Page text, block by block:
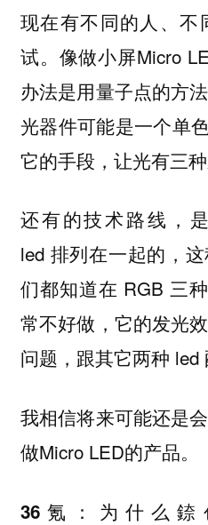
现在有不同的人、不
试。像做小屏Micro
办法是用量子点的方
光器件可能是一个单
它的手段，让光有三
还有的技术路线，
led 排列在一起的，
们都知道在 RGB 三
常不好做，它的发光
问题，跟其它两种 led
我相信将来可能还是
做Micro LED的产品。
36氪：为什么